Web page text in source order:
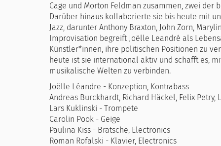
Cage und Morton Feldman zusammen, zwei der
Darüber hinaus kollaborierte sie bis heute mit
Jazz, darunter Anthony Braxton, John Zorn,
Improvisation begreift Joëlle Leandré als
Künstler*innen, ihre politischen Positionen zu
heute ist sie international aktiv und schafft es,
musikalische Welten zu verbinden.
Joëlle Léandre - Konzeption, Kontrabass
Andreas Burckhardt, Richard Häckel, Felix Petry,
Lars Kuklinski - Trompete
Carolin Pook - Geige
Paulina Kiss - Bratsche, Electronics
Roman Rofalski - Klavier, Electronics